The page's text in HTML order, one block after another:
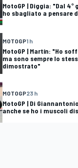
MotoGP | Diggia: "Dal
ho sbagliato a pensare
MOTOGP1 h
MotoGP | Martín: "Ho
ma sono sempre lo
dimostrato"
MOTOGP23 h
MotoGP | Di
anche se ho i muscoli